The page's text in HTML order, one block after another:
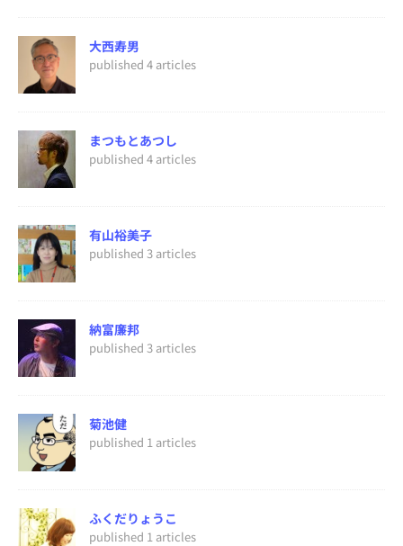
大西寿男
published 4 articles
まつもとあつし
published 4 articles
有山裕美子
published 3 articles
納富廉邦
published 3 articles
菊池健
published 1 articles
ふくだりょうこ
published 1 articles